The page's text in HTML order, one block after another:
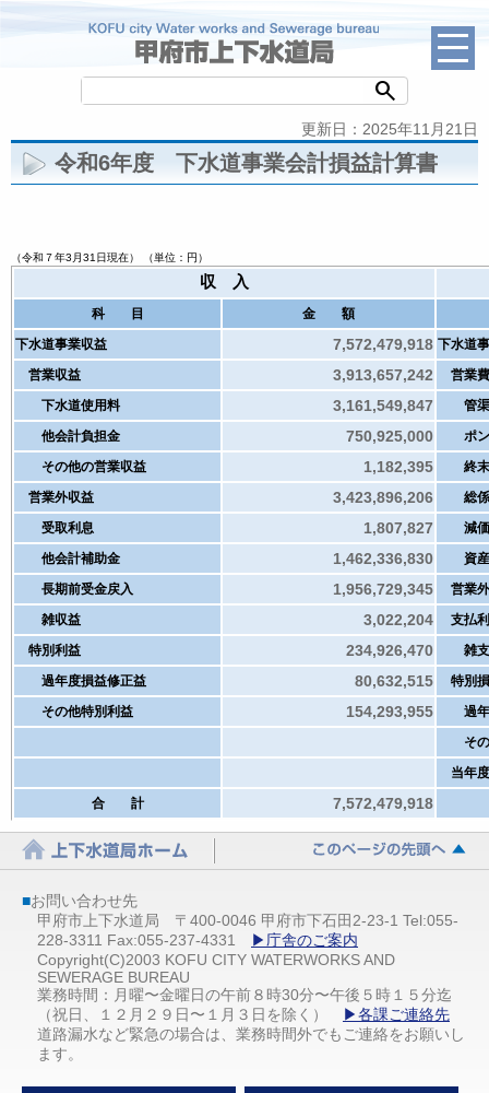
search
更新日：2025年11月21日
令和6年度 下水道事業会計損益計算書
（令和７年3月31日現在） （単位：円）
収 入
科 目
金 額
下水道事業収益
7,572,479,918 下水道
営業収益
3,913,657,242
営業
下水道使用料
3,161,549,847
管渠
他会計負担金
750,925,000
ポン
その他の営業収益
1,182,395
終末
営業外収益
3,423,896,206
総係
受取利息
1,807,827
減価
他会計補助金
1,462,336,830
資産
長期前受金戻入
1,956,729,345
営業
雑収益
3,022,204
支払
特別利益
234,926,470
雑支
過年度損益修正益
80,632,515
特別
その他特別利益
154,293,955
過年
その
当年
合 計
7,572,479,918
■お問い合わせ先
甲府市上下水道局 〒400-0046 甲府市下石田2-23-1 Tel:055-
228-3311 Fax:055-237-4331
▶庁舎のご案内
Copyright(C)2003 KOFU CITY WATERWORKS AND
SEWERAGE BUREAU
業務時間：月曜〜金曜日の午前８時30分〜午後５時１５分迄
（祝日、１２月２９日〜１月３日を除く）
▶各課ご連絡先
道路漏水など緊急の場合は、業務時間外でもご連絡をお願いし
ます。